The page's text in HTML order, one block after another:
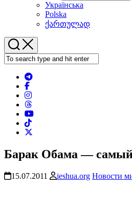
Українська
Polska
ქართულად
Барак Обама — самый
15.07.2011 ieshua.org Новости